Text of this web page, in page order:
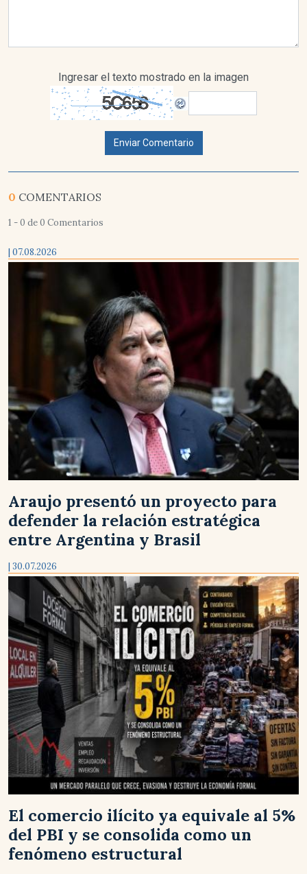
Ingresar el texto mostrado en la imagen
Enviar Comentario
0 COMENTARIOS
1 - 0 de 0 Comentarios
| 07.08.2026
Araujo presentó un proyecto para
defender la relación estratégica
entre Argentina y Brasil
| 30.07.2026
El comercio ilícito ya equivale al 5%
del PBI y se consolida como un
fenómeno estructural